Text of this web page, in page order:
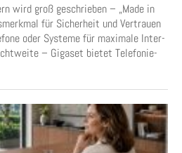
wird groß geschrieben – „Made in
für Sicherheit und Vertrauen
oder Systeme für maximale Inter­
– Gigaset bietet Telefonie-